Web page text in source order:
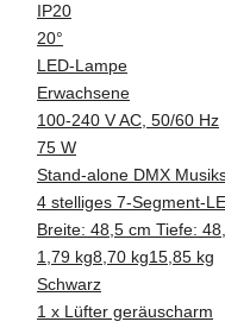
IP20
20°
LED-Lampe
Erwachsene
100-240 V AC, 50/60 Hz
75 W
Stand-alone DMX
4 stelliges 7-Segment-
Breite: 48,5 cm Tiefe:
1,79 kg8,70 kg15,85 kg
Schwarz
1 x Lüfter geräuscharm